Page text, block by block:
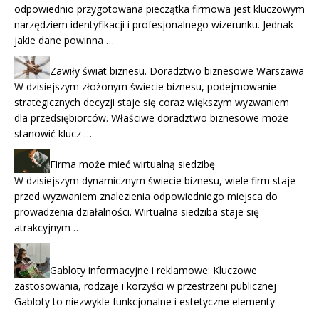
odpowiednio przygotowana pieczątka firmowa jest kluczowym
narzędziem identyfikacji i profesjonalnego wizerunku. Jednak
jakie dane powinna …
Zawiły świat biznesu. Doradztwo biznesowe Warszawa
W dzisiejszym złożonym świecie biznesu, podejmowanie
strategicznych decyzji staje się coraz większym wyzwaniem
dla przedsiębiorców. Właściwe doradztwo biznesowe może
stanowić klucz …
Firma może mieć wirtualną siedzibę
W dzisiejszym dynamicznym świecie biznesu, wiele firm staje
przed wyzwaniem znalezienia odpowiedniego miejsca do
prowadzenia działalności. Wirtualna siedziba staje się
atrakcyjnym …
Gabloty informacyjne i reklamowe: Kluczowe
zastosowania, rodzaje i korzyści w przestrzeni publicznej
Gabloty to niezwykle funkcjonalne i estetyczne elementy